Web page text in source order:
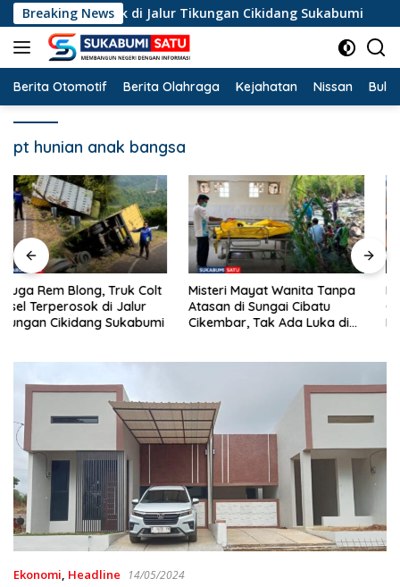
Langsung
ke
konten
Breaking News
Terperosok di Jalur Tikungan Cikidang Sukabumi
Berita Otomotif Berita Olahraga Kejahatan Nissan
pt hunian anak bangsa
Misteri Mayat Wanita Tanpa
Atasan di Sungai Cibatu
Cikembar, Tak Ada Luka di
Kemarau Panjang Landa
Cicurug, 10 Ribu Liter Air
Bersih Disalurkan ke
Ekonomi, Headline 14/05/2024